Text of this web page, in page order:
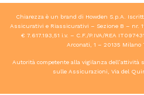
Chiarezza è un brand di Howden S.p.A.
Assicurativi e Riassicurativi – Sezione B – nr.
€ 7.617.193,51 i.v. – C.F./P.IVA/REA
Arconati, 1 – 20135 Milano
Autorità competente alla vigilanza dell’attività
sulle Assicurazioni, Via del